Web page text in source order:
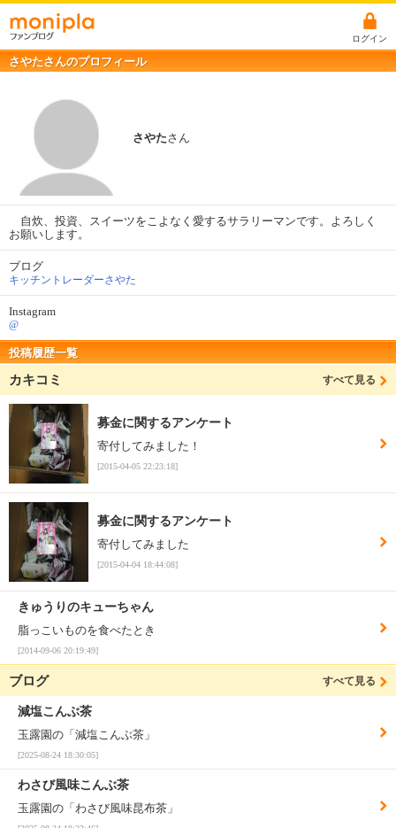
ログイン
さやたさんのプロフィール
さやたさん
自炊、投資、スイーツをこよなく愛するサラリーマンです。よろしく
お願いします。
ブログ
キッチントレーダーさやた
Instagram
@
投稿履歴一覧
カキコミ すべて見る
募金に関するアンケート
寄付してみました！
[2015-04-05 22:23:18]
募金に関するアンケート
寄付してみました
[2015-04-04 18:44:08]
きゅうりのキューちゃん
脂っこいものを食べたとき
[2014-09-06 20:19:49]
ブログ すべて見る
減塩こんぶ茶
玉露園の「減塩こんぶ茶」
[2025-08-24 18:30:05]
わさび風味こんぶ茶
玉露園の「わさび風味昆布茶」